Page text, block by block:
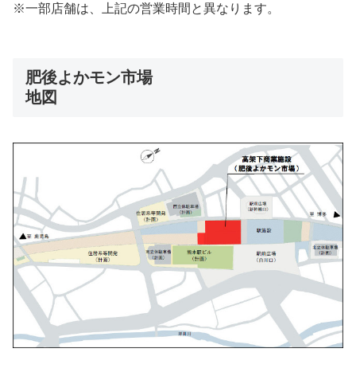
※一部店舗は、上記の営業時間と異なります。
肥後よかモン市場
地図